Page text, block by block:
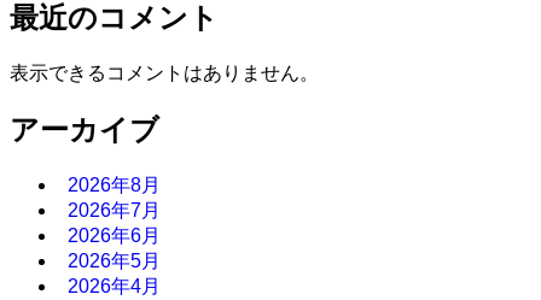
最近のコメント
表示できるコメントはありません。
アーカイブ
2026年8月
2026年7月
2026年6月
2026年5月
2026年4月